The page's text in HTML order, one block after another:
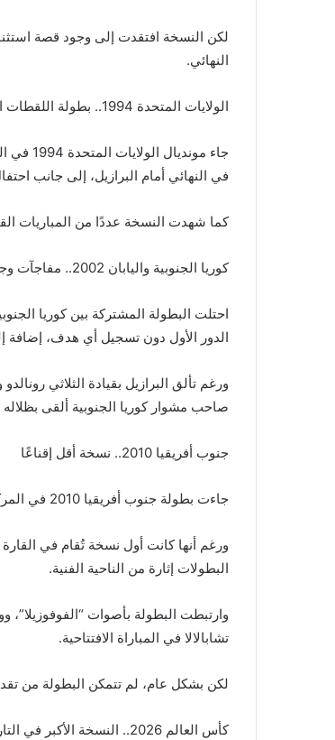
لكن النسخة افتقدت إلى وجود قصة
النهائي.
الولايات المتحدة 1994.. بطولة اللقطات الخالدة
جاء
في النهائي أمام البرازيل، إلى جانب
كما شهدت النسخة عددًا من المباريات
كوريا الجنوبية واليابان 2002.. مفاجآت وجدل تحكيمي
احتلت البطولة المشتركة بين كوريا
الدور الأول دون تسجيل أي هدف، إضافة
ورغم تألق البرازيل بقيادة الثلاثي
صاحب مشوار كوريا الجنوبية ألقى
جنوب أفريقيا 2010.. نسخة أقل إقناعًا
جاءت بطولة جنوب أفريقيا 2010 في المركز التاسع والأخير ضمن التصنيف.
ورغم أنها كانت أول نسخة تُقام في
البطولات إثارة من الناحية الفنية.
وارتبطت البطولة بأصوات “الفوفوزيلا”،
تشابالالا في المباراة الافتتاحية.
لكن بشكل عام، لم تتمكن البطولة من
كأس العالم 2026.. النسخة الأكبر في التاريخ